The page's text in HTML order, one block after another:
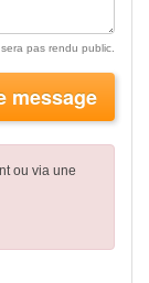
pas rendu public.
message
ou via une